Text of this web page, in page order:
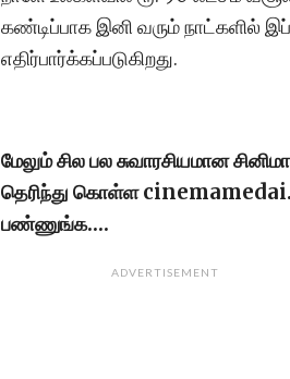
கண்டிப்பாக இனி வரும் நாட்களில்
எதிர்பார்க்கப்படுகிறது.
மேலும் சில பல சுவாரசியமான
தெரிந்து கொள்ள
பண்ணுங்க….
ADVERTISEMENT